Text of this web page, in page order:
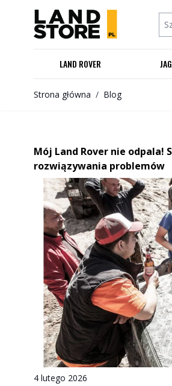
Przejdź do treści
LAND ROVER
Strona główna / Blog
Mój Land Rover nie odpala!
rozwiązywania problemów
4 lutego 2026